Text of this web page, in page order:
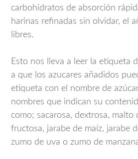
carbohidratos de absorción
harinas refinadas sin olvidar, el
libres.
Esto nos lleva a leer la etiqueta
a que los azucares añadidos
etiqueta con el nombre de
nombres que indican su
como; sacarosa, dextrosa, malto
fructosa, jarabe de maíz, jarabe
zumo de uva o zumo de